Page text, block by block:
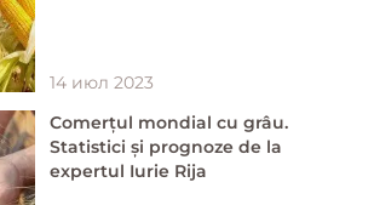
14 июл 2023
Comerțul mondial cu grâu.
Statistici și prognoze de la
expertul Iurie Rija